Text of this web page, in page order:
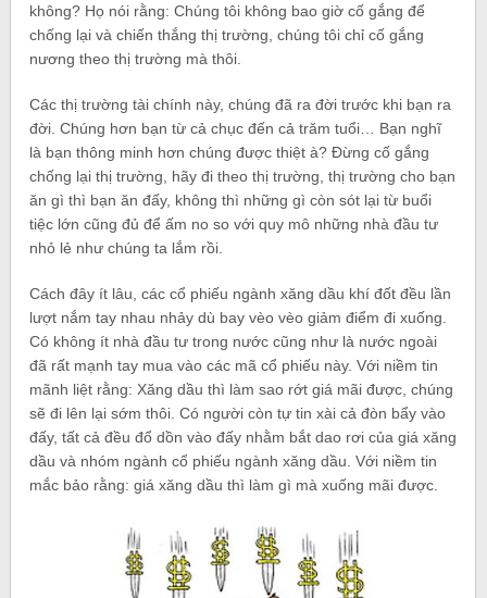
không? Họ nói rằng: Chúng tôi không bao giờ cố gắng để
chống lại và chiến thắng thị trường, chúng tôi chỉ cố gắng
nương theo thị trường mà thôi.
Các thị trường tài chính này, chúng đã ra đời trước khi bạn ra
đời. Chúng hơn bạn từ cả chục đến cả trăm tuổi… Bạn nghĩ
là bạn thông minh hơn chúng được thiệt à? Đừng cố gắng
chống lại thị trường, hãy đi theo thị trường, thị trường cho bạn
ăn gì thì bạn ăn đấy, không thì những gì còn sót lại từ buổi
tiệc lớn cũng đủ để ấm no so với quy mô những nhà đầu tư
nhỏ lẻ như chúng ta lắm rồi.
Cách đây ít lâu, các cổ phiếu ngành xăng dầu khí đốt đều lần
lượt nắm tay nhau nhảy dù bay vèo vèo giảm điểm đi xuống.
Có không ít nhà đầu tư trong nước cũng như là nước ngoài
đã rất mạnh tay mua vào các mã cổ phiếu này. Với niềm tin
mãnh liệt rằng: Xăng dầu thì làm sao rớt giá mãi được, chúng
sẽ đi lên lại sớm thôi. Có người còn tự tin xài cả đòn bẩy vào
đấy, tất cả đều đổ dồn vào đấy nhằm bắt dao rơi của giá xăng
dầu và nhóm ngành cổ phiếu ngành xăng dầu. Với niềm tin
mắc bảo rằng: giá xăng dầu thì làm gì mà xuống mãi được.